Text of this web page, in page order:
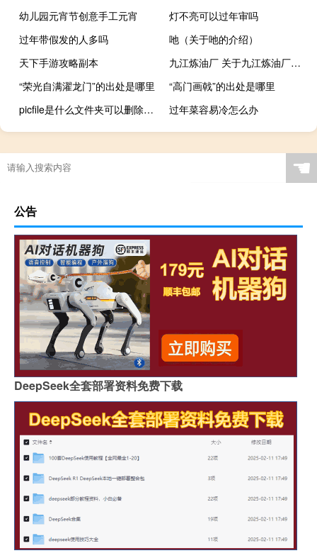
幼儿园元宵节创意手工元宵
灯不亮可以过年审吗
过年带假发的人多吗
吔（关于吔的介绍）
天下手游攻略副本
九江炼油厂 关于九江炼油厂的介绍
“荣光自满濯龙门”的出处是哪里
“高门画戟”的出处是哪里
picfile是什么文件夹可以删除吗（picfile）
过年菜容易冷怎么办
☚
公告
DeepSeek全套部署资料免费下载